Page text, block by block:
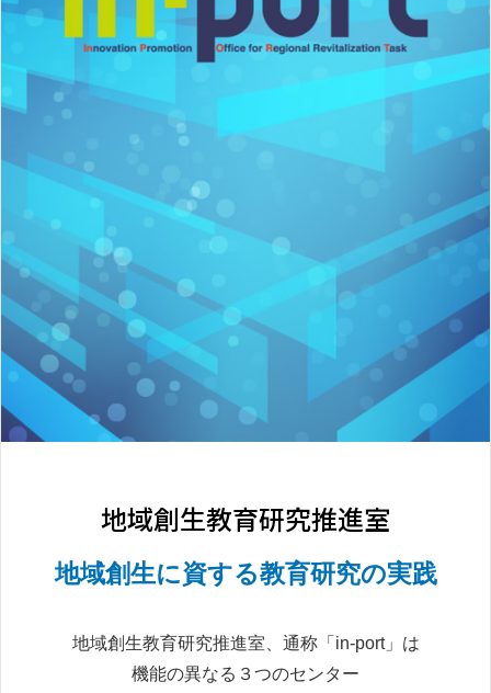
地域創生教育研究推進室
地域創生に資する教育研究の実践
地域創生教育研究推進室、通称「in-port」は
機能の異なる３つのセンター